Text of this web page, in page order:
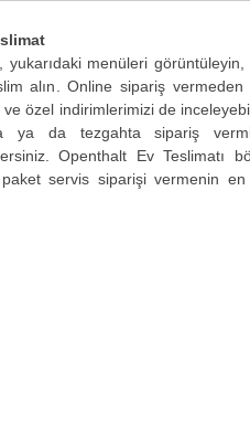
yukarıdaki menüleri
alın. Online sipariş
ve özel indirimlerimizi de
ya da tezgahta sipariş
Openthalt Ev Teslimatı
servis siparişi vermenin